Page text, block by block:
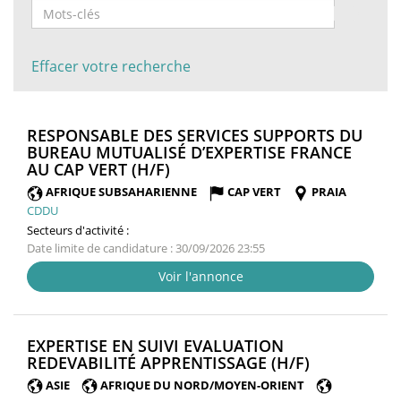
Effacer votre recherche
RESPONSABLE DES SERVICES SUPPORTS DU
BUREAU MUTUALISÉ D’EXPERTISE FRANCE
AU CAP VERT (H/F)
FENÊTRE)
AFRIQUE SUBSAHARIENNE CAP VERT
PRAIA
CDDU
Secteurs d'activité :
Date limite de candidature : 30/09/2026 23:55
Voir l'annonce
EXPERTISE EN SUIVI EVALUATION
REDEVABILITÉ APPRENTISSAGE (H/F)
FENÊTRE)
ASIE
AFRIQUE DU NORD/MOYEN-ORIENT